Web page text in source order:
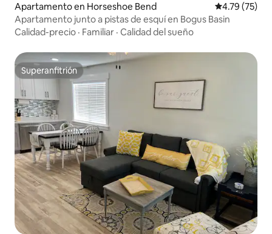
Apartamento en Horseshoe Bend Calificación
4.79 (75)
Apartamento junto a pistas de esquí en Bogus Basin
Calidad-precio · Familiar · Calidad del sueño
Superanfitrión
Superanfitrión